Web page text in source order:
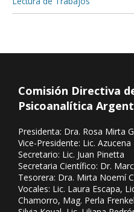
Comisión Directiva
Psicoanalítica
Presidenta: Dra. Rosa Mirta
Vice-Presidente: Lic.
Secretario: Lic. Juan Pinetta
Secretaria Científico: Dr.
Tesorera: Dra. Mirta Noemí
Vocales: Lic. Laura Escapa,
Chamorro, Mag. Perla